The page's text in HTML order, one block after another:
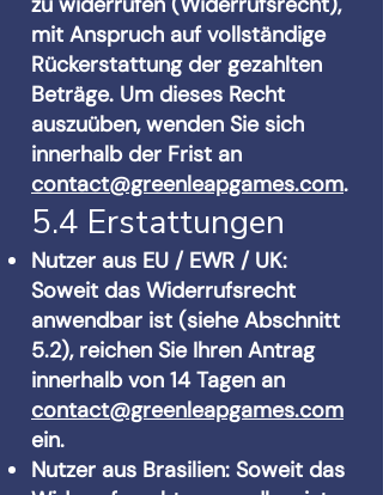
mit Anspruch auf vollständige
Rückerstattung der gezahlten
Beträge. Um dieses Recht
auszuüben, wenden Sie sich
innerhalb der Frist an
contact@greenleapgames.com.
5.4 Erstattungen
Nutzer aus EU / EWR / UK:
Soweit das Widerrufsrecht
anwendbar ist (siehe Abschnitt
5.2), reichen Sie Ihren Antrag
innerhalb von 14 Tagen an
contact@greenleapgames.com
ein.
Nutzer aus Brasilien: Soweit das